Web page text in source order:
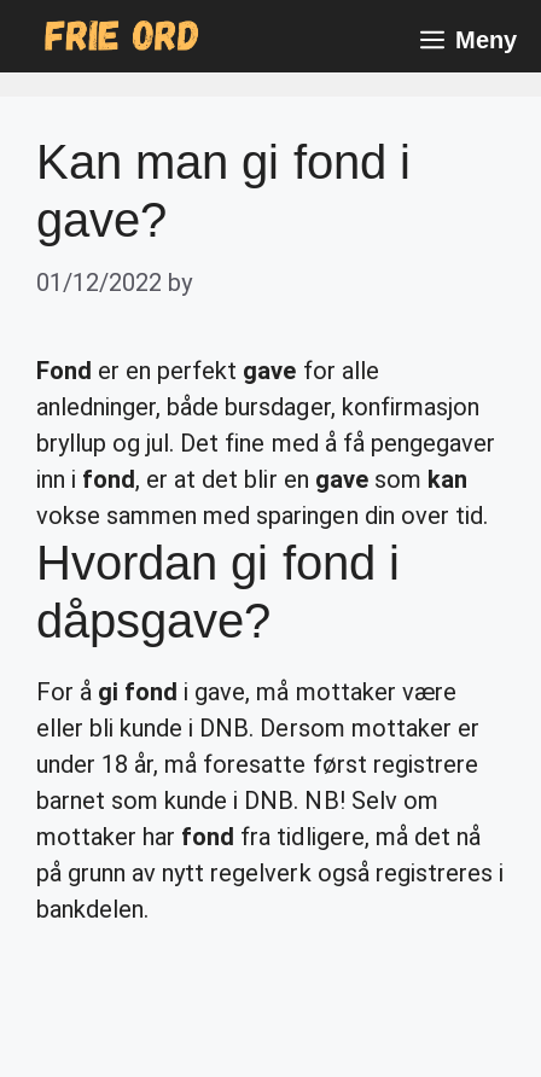
Meny
Kan man gi fond i
gave?
01/12/2022 by
Fond er en perfekt gave for alle
anledninger, både bursdager, konfirmasjon
bryllup og jul. Det fine med å få pengegaver
inn i fond, er at det blir en gavesom kan
vokse sammen med sparingen din over tid.
Hvordan gi fond i
dåpsgave?
For å gi fond i gave, må mottaker være
eller bli kunde i DNB. Dersom mottaker er
under 18 år, må foresatte først registrere
barnet som kunde i DNB. NB! Selv om
mottaker har fond fra tidligere, må det nå
på grunn av nytt regelverk også registreres i
bankdelen.